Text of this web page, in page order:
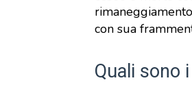
con sua
Quali sono